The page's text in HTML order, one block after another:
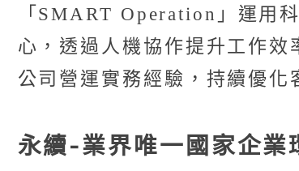
「SMART Operation」運用
心，透過人機協作提升工作
公司營運實務經驗，持續優化
永續-業界唯一國家企業